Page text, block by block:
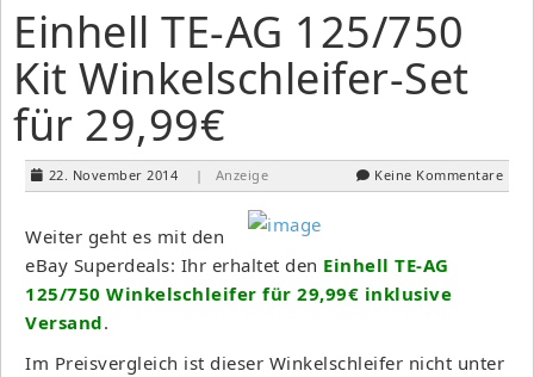
Einhell TE-AG 125/750
Kit Winkelschleifer-Set
für 29,99€
22. November 2014 | Anzeige Keine Kommentare
Weiter geht es mit den
eBay Superdeals: Ihr erhaltet den Einhell TE-AG
125/750 Winkelschleifer für 29,99€ inklusive
Versand.
Im Preisvergleich ist dieser Winkelschleifer nicht unter